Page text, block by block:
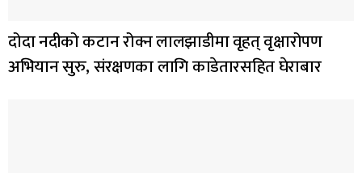
दोदा नदीको कटान रोक्न लालझाडीमा वृहत् वृक्षारोपण
अभियान सुरु, संरक्षणका लागि काडेतारसहित घेराबार